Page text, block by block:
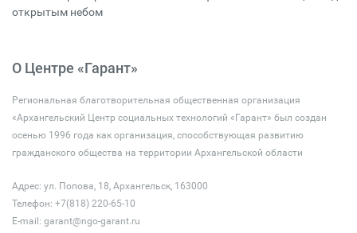
открытым небом
О Центре «Гарант»
Региональная благотворительная общественная организация
«Архангельский Центр социальных технологий «Гарант» был создан
осенью 1996 года как организация, способствующая развитию
гражданского общества на территории Архангельской области
Адрес: ул. Попова, 18, Архангельск, 163000
Телефон: +7(818) 220-65-10
E-mail: garant@ngo-garant.ru